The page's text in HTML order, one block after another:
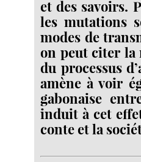
et des savoirs.
les mutations
modes de
on peut citer la
du processus
amène à voir
gabonaise
induit à cet
conte et la